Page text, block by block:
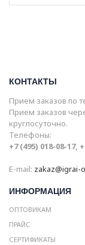
КОНТАКТЫ
Прием заказов по
Прием заказов
круглосуточно.
Телефоны:
+7 (495) 018-08-17,
E-mail: zakaz@igrai-
ИНФОРМАЦИЯ
ОПТОВИКАМ
ПРАЙС
СЕРТИФИКАТЫ